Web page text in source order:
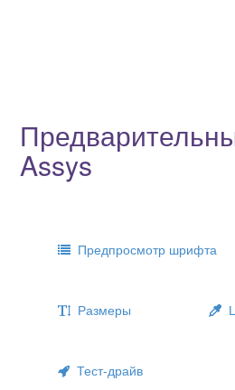
Assys
Предпросмотр шрифта
Размеры
Тест-драйв